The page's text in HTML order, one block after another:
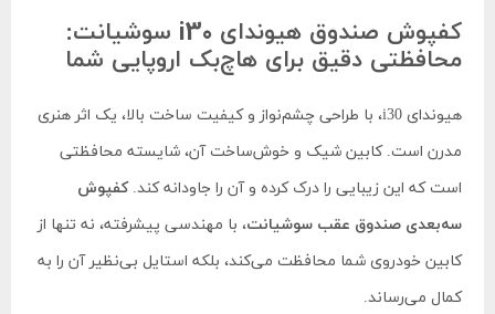
کفپوش صندوق هیوندای i30 سوشیانت:
محافظتی دقیق برای هاچ‌بک اروپایی شما
هیوندای i30، با طراحی چشم‌نواز و کیفیت ساخت بالا، یک اثر هنری
مدرن است. کابین شیک و خوش‌ساخت آن، شایسته محافظتی
است که این زیبایی را درک کرده و آن را جاودانه کند.کفپوش
سه‌بعدی صندوق عقب سوشیانت، با مهندسی پیشرفته، نه تنها از
کابین خودروی شما محافظت می‌کند، بلکه استایل بی‌نظیر آن را به
کمال می‌رساند.